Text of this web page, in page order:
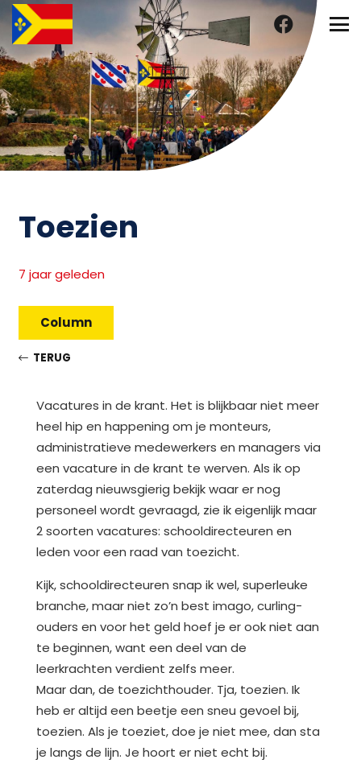
Toezien
7 jaar geleden
Column
TERUG
Vacatures in de krant. Het is blijkbaar niet meer
heel hip en happening om je monteurs,
administratieve medewerkers en managers via
een vacature in de krant te werven. Als ik op
zaterdag nieuwsgierig bekijk waar er nog
personeel wordt gevraagd, zie ik eigenlijk maar
2 soorten vacatures: schooldirecteuren en
leden voor een raad van toezicht.
Kijk, schooldirecteuren snap ik wel, superleuke
branche, maar niet zo’n best imago, curling-
ouders en voor het geld hoef je er ook niet aan
te beginnen, want een deel van de
leerkrachten verdient zelfs meer.
Maar dan, de toezichthouder. Tja, toezien. Ik
heb er altijd een beetje een sneu gevoel bij,
toezien. Als je toeziet, doe je niet mee, dan sta
je langs de lijn. Je hoort er niet echt bij.